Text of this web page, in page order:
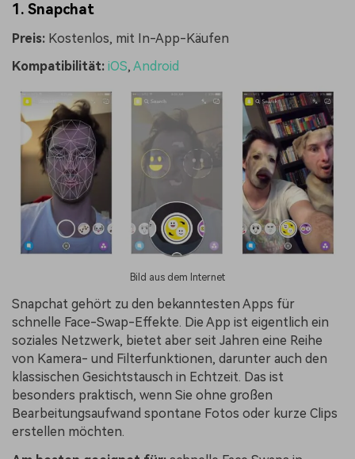
1. Snapchat
Preis: Kostenlos, mit In-App-Käufen
Kompatibilität: iOS, Android
Bild aus dem Internet
Snapchat gehört zu den bekanntesten Apps für
schnelle Face-Swap-Effekte. Die App ist eigentlich ein
soziales Netzwerk, bietet aber seit Jahren eine Reihe
von Kamera- und Filterfunktionen, darunter auch den
klassischen Gesichtstausch in Echtzeit. Das ist
besonders praktisch, wenn Sie ohne großen
Bearbeitungsaufwand spontane Fotos oder kurze Clips
erstellen möchten.